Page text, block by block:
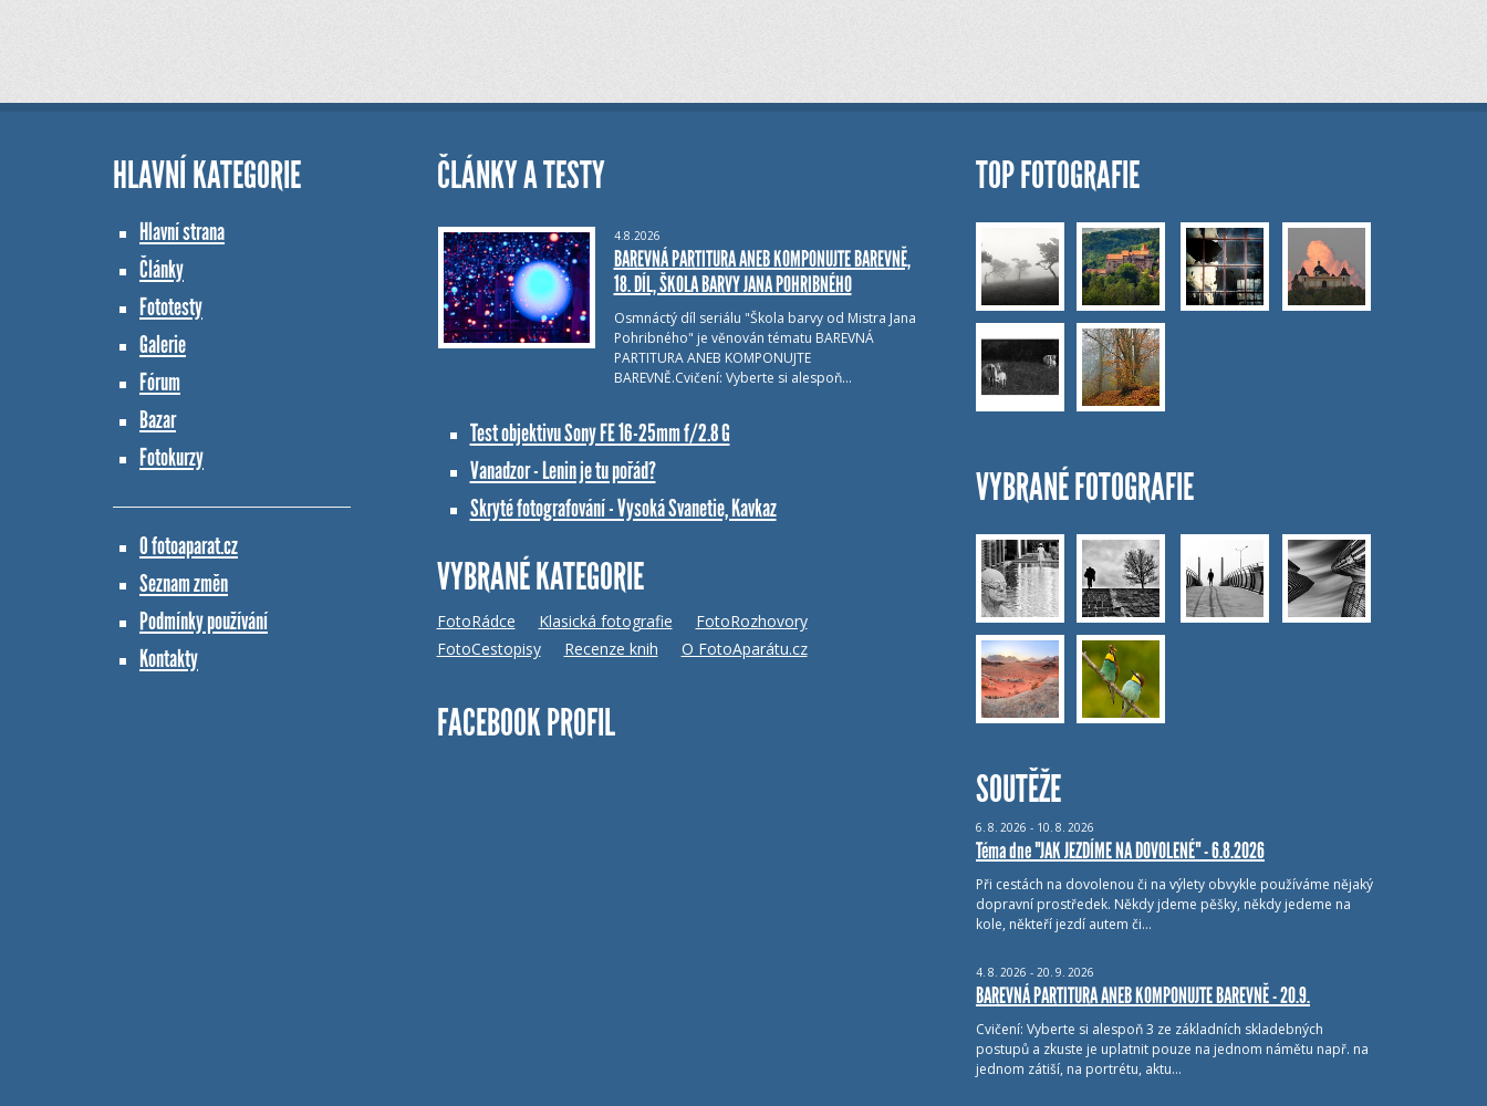
HLAVNÍ KATEGORIE
Hlavní strana
Články
Fototesty
Galerie
Fórum
Bazar
Fotokurzy
O fotoaparat.cz
Seznam změn
Podmínky používání
Kontakty
ČLÁNKY A TESTY
4.8.2026
BAREVNÁ PARTITURA ANEB KOMPONUJTE BAREVNĚ,
18. DÍL, ŠKOLA BARVY JANA POHRIBNÉHO
Osmnáctý díl seriálu "Škola barvy od Mistra Jana
Pohribného" je věnován tématu BAREVNÁ
PARTITURA ANEB KOMPONUJTE
BAREVNĚ.Cvičení: Vyberte si alespoň…
Test objektivu Sony FE 16-25mm f/2.8 G
Vanadzor - Lenin je tu pořád?
Skryté fotografování - Vysoká Svanetie, Kavkaz
VYBRANÉ KATEGORIE
FotoRádce Klasická fotografie
FotoRozhovory
FotoCestopisy
Recenze knih O FotoAparátu.cz
FACEBOOK PROFIL
TOP FOTOGRAFIE
VYBRANÉ FOTOGRAFIE
SOUTĚŽE
6. 8. 2026 - 10. 8. 2026
Téma dne "JAK JEZDÍME NA DOVOLENÉ" - 6.8.2026
Při cestách na dovolenou či na výlety obvykle používáme nějaký
dopravní prostředek. Někdy jdeme pěšky, někdy jedeme na
kole, někteří jezdí autem či…
4. 8. 2026 - 20. 9. 2026
BAREVNÁ PARTITURA ANEB KOMPONUJTE BAREVNĚ - 20.9.
Cvičení: Vyberte si alespoň 3 ze základních skladebných
postupů a zkuste je uplatnit pouze na jednom námětu např. na
jednom zátiší, na portrétu, aktu…